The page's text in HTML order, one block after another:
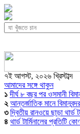
৭ই আগস্ট, ২০২৬ খ্রিস্টাব্দ
আমাদের সঙ্গে থাকুন
১ দীর্ঘ ৮ বছর পর ওসমানী
২ আন্তর্জাতিক মানে
৩ দ্বিতীয় রানওয়ে ছাড়া থার্ড
৪ থার্ড টার্মিনালের প্রতিটি